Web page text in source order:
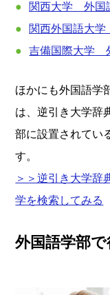
関西大学 外国
関西外国語大
吉備国際大学
ほかにも外国語学
は、逆引き大学辞
部に設置されてい
す。
＞＞逆引き大学辞
学を検索してみる
外国語学部